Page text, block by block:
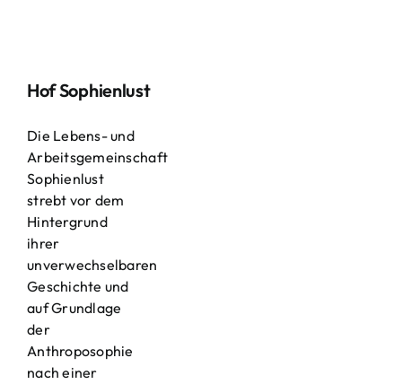
Hof Sophienlust
Die Lebens- und
Arbeitsgemeinschaft
Sophienlust
strebt vor dem
Hintergrund
ihrer
unverwechselbaren
Geschichte und
auf Grundlage
der
Anthroposophie
nach einer